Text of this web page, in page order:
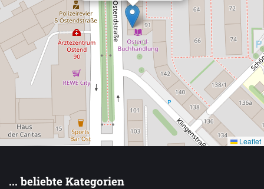
Leaflet
... beliebte Kategorien